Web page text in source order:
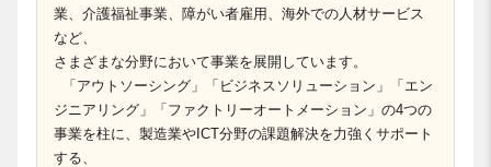
業、介護福祉事業、障がい者雇用、海外での人材サービス
など、
さまざまな分野において事業を展開しています。
「アウトソーシング」「ビジネスソリューション」「エン
ジニアリング」「ファクトリーオートメーション」の4つの
事業を柱に、製造業やICT分野の課題解決を力強くサポート
する、